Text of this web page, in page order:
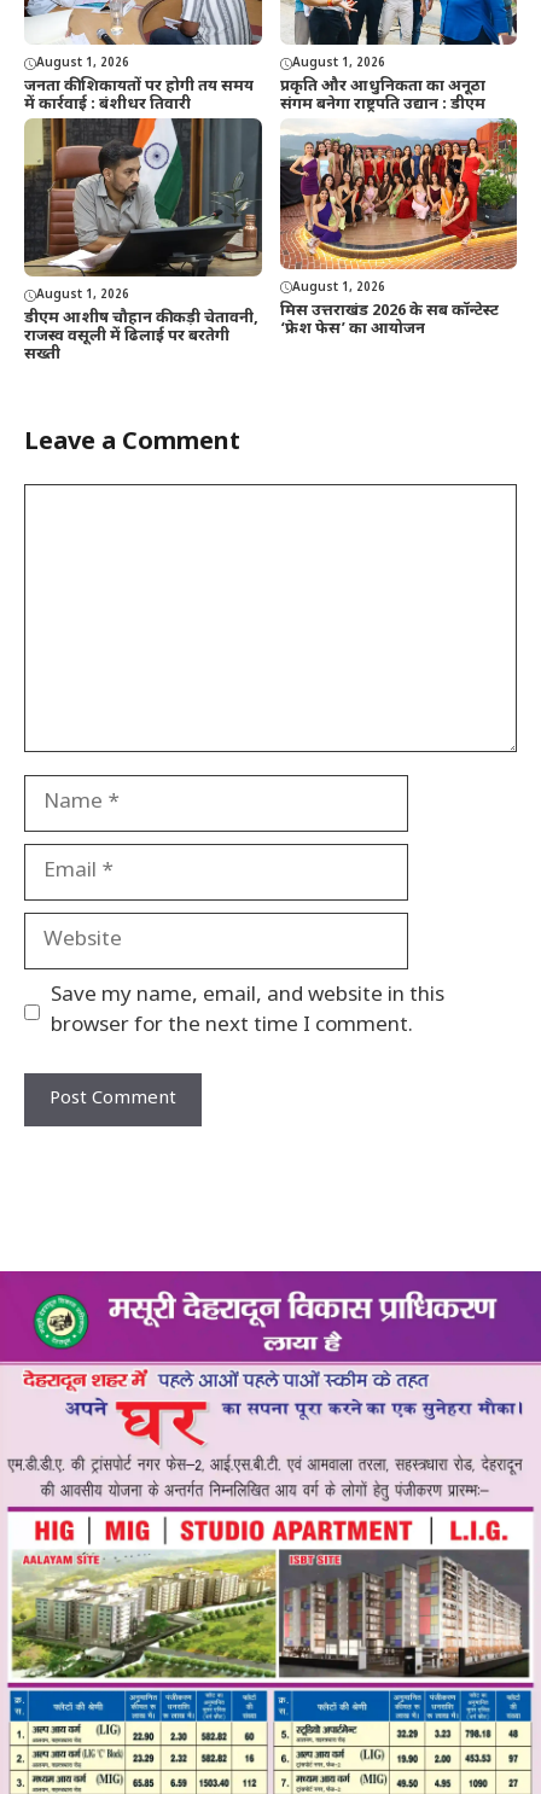
August 1, 2026
जनता की शिकायतों पर होगी तय समय
में कार्रवाई : बंशीधर तिवारी
August 1, 2026
प्रकृति और आधुनिकता का अनूठा
संगम बनेगा राष्ट्रपति उद्यान : डीएम
August 1, 2026
डीएम आशीष चौहान की कड़ी चेतावनी,
राजस्व वसूली में ढिलाई पर बरतेगी
सख्ती
August 1, 2026
मिस उत्तराखंड 2026 के सब कॉन्टेस्ट
‘फ्रेश फेस’ का आयोजन
Leave a Comment
Name
Email
Website
Save my name, email, and website in this
browser for the next time I comment.